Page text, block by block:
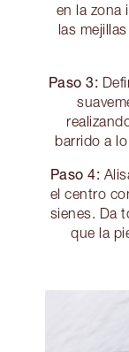
en la zona
las
Paso 3:
barrido a
Paso 4:
el centro
sienes. Da
que la